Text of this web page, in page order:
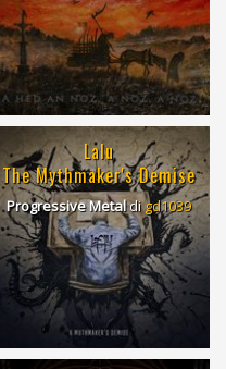
Lalu
The Mythmaker's Demise
Progressive Metaldigd1039